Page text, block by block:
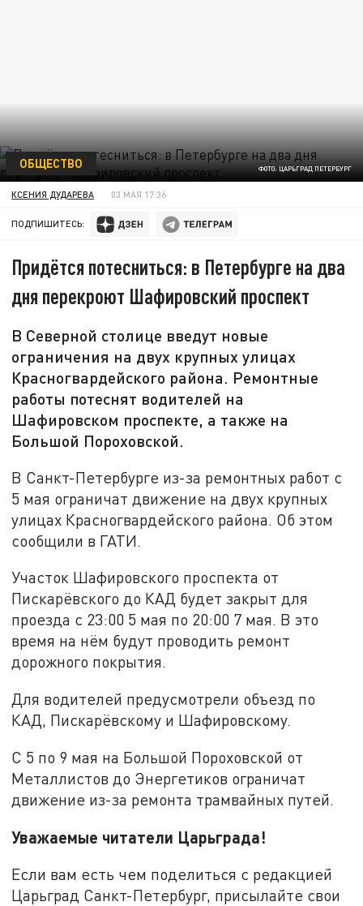
ФОТО: ЦАРЬГРАД ПЕТЕРБУРГ
ОБЩЕСТВО
КСЕНИЯ ДУДАРЕВА 03 МАЯ 17:36
ПОДПИШИТЕСЬ:
Придётся потесниться: в Петербурге на два
дня перекроют Шафировский проспект
В Северной столице введут новые
ограничения на двух крупных улицах
Красногвардейского района. Ремонтные
работы потеснят водителей на
Шафировском проспекте, а также на
Большой Пороховской.
В Санкт-Петербурге из-за ремонтных работ с
5 мая ограничат движение на двух крупных
улицах Красногвардейского района. Об этом
сообщили в ГАТИ.
Участок Шафировского проспекта от
Пискарёвского до КАД будет закрыт для
проезда с 23:00 5 мая по 20:00 7 мая. В это
время на нём будут проводить ремонт
дорожного покрытия.
Для водителей предусмотрели объезд по
КАД, Пискарёвскому и Шафировскому.
С 5 по 9 мая на Большой Пороховской от
Металлистов до Энергетиков ограничат
движение из-за ремонта трамвайных путей.
Уважаемые читатели Царьграда!
Если вам есть чем поделиться с редакцией
Царьград Санкт-Петербург, присылайте свои